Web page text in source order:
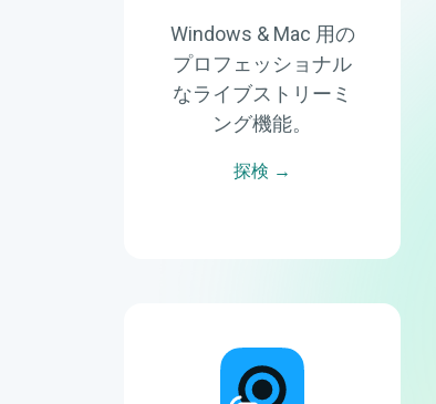
Windows & Mac 用の
プロフェッショナル
なライブストリーミ
ング機能。
探検 →